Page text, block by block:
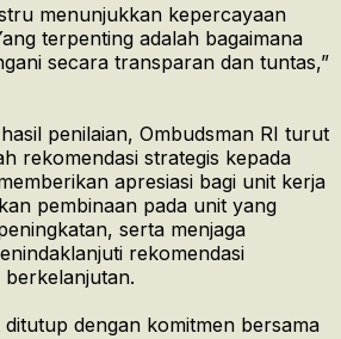
menunjukkan kepercayaan
terpenting adalah bagaimana
secara transparan dan tuntas,”
penilaian, Ombudsman RI turut
rekomendasi strategis kepada
apresiasi bagi unit kerja
pembinaan pada unit yang
serta menjaga
rekomendasi
dengan komitmen bersama